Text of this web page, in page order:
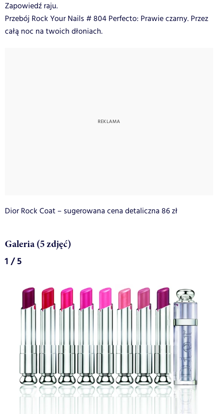
Zapowiedź raju.
Przebój Rock Your Nails # 804 Perfecto: Prawie czarny. Przez
całą noc na twoich dłoniach.
Dior Rock Coat – sugerowana cena detaliczna 86 zł
Galeria (5 zdjęć)
1 / 5